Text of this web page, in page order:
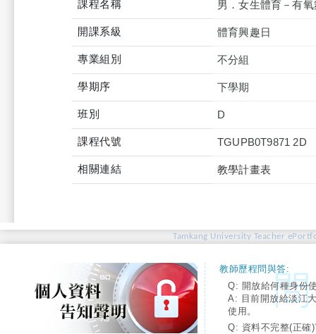
課程名稱 男．女生體育－有
開課系級 體育興趣日
專業組別 不分組
學期序 下學期
班別 D
課程代號 TGUPB0T9871 2D
相關連結 教學計畫表
Tamkang University Teacher
教師歷程問與答:
Q: 開放給何種身份
A: 目前開放給淡江
使用。
Q: 資料不完整(正確